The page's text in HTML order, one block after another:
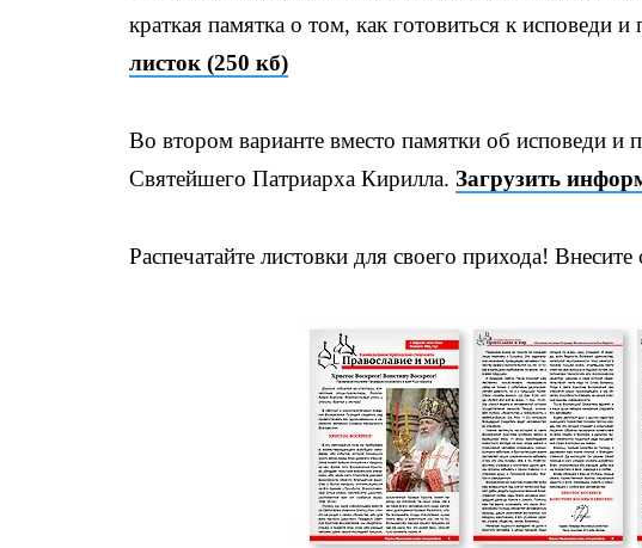
краткая памятка о том, как готовиться к исповеди и
листок (250 кб)
Во втором варианте вместо памятки об исповеди и
Святейшего Патриарха Кирилла. Загрузить
Распечатайте листовки для своего прихода!